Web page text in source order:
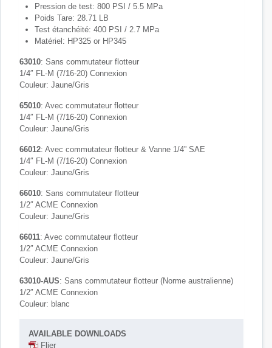
Pression de test: 800 PSI / 5.5 MPa
Poids Tare: 28.71 LB
Test étanchéité: 400 PSI / 2.7 MPa
Matériel: HP325 or HP345
63010: Sans commutateur flotteur
1/4″ FL-M (7/16-20) Connexion
Couleur: Jaune/Gris
65010: Avec commutateur flotteur
1/4″ FL-M (7/16-20) Connexion
Couleur: Jaune/Gris
66012: Avec commutateur flotteur & Vanne 1/4” SAE
1/4″ FL-M (7/16-20) Connexion
Couleur: Jaune/Gris
66010: Sans commutateur flotteur
1/2″ ACME Connexion
Couleur: Jaune/Gris
66011: Avec commutateur flotteur
1/2″ ACME Connexion
Couleur: Jaune/Gris
63010-AUS: Sans commutateur flotteur (Norme australienne)
1/2″ ACME Connexion
Couleur: blanc
AVAILABLE DOWNLOADS
Flier